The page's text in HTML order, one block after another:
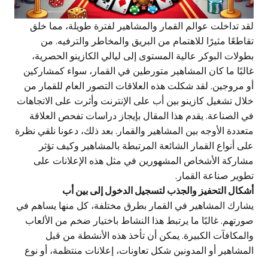
لقد تداخلت عوالم القمار والمشاهير لفترة طويلة، مما خلق
تقاطعًا مثيرًا للاهتمام من البريق والمخاطر والترفيه. من
بطولات البوكر عالية المستوى إلى ليالي الكازينو الحصرية،
غالبًا ما كان المشاهير متورطين في القمار، سواء كمشاركين
أو مروجين. لقد شكلت هذه العلاقات التصور العام للقمار من
خلال تشغيل كازينو بين أب على الإنترنت وأثرت على الاتجاهات
في الصناعة. يقدم هذا المقال بإيجاز دراسات تفحص العلاقة
متعددة الأوجه بين المشاهير والقمار. بعد ذلك، دعونا نلقي نظرة
على أنواع القمار الشائعة المرتبطة بالمشاهير وكيف تؤثر
مشاركة الأشخاص المشهورين في مثل هذه الإعلانات على
تطوير صناعة القمار.
أشكال التحفيز والجذب لتسجيل الدخول إلى بين أب
يشارك المشاهير في القمار بطرق مختلفة، كل منها يساهم في
صورتهم. غالبًا ما يرتبط هذا النشاط باختيار ضخم من الألعاب
والمكافآت الكبيرة. يمكن أن تأخذ هذه الأنشطة من قبل
المشاهير أو المدونين شكل تعاونات، إعلانات منتظمة، أو نوع